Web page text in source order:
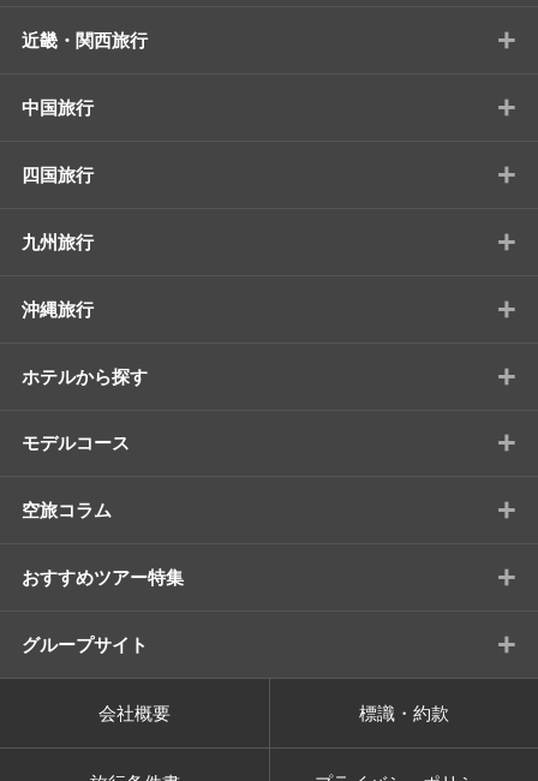
近畿・関西旅行 +
中国旅行 +
四国旅行 +
九州旅行 +
沖縄旅行 +
ホテルから探す +
モデルコース +
空旅コラム +
おすすめツアー特集 +
グループサイト +
会社概要 標識・約款